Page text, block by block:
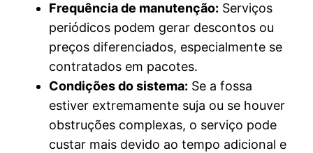
Frequência de manutenção: Serviços
periódicos podem gerar descontos ou
preços diferenciados, especialmente se
contratados em pacotes.
Condições do sistema: Se a fossa
estiver extremamente suja ou se houver
obstruções complexas, o serviço pode
custar mais devido ao tempo adicional e